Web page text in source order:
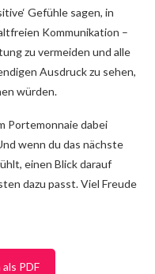
Gefühle sagen, in
Kommunikation –
zu vermeiden und alle
Ausdruck zu sehen,
würden.
Portemonnaie dabei
wenn du das nächste
einen Blick darauf
dazu passt. Viel Freude
PDF